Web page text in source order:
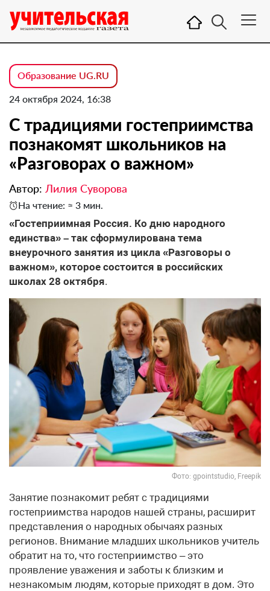
Образование UG.RU
24 октября 2024, 16:38
С традициями гостеприимства
познакомят школьников на
«Разговорах о важном»
Автор: Лилия Суворова
На чтение: ≈ 3 мин.
«Гостеприимная Россия. Ко дню народного
единства» – так сформулирована тема
внеурочного занятия из цикла «Разговоры о
важном», которое состоится в российских
школах 28 октября.
Фото: gpointstudio, Freepik
Занятие познакомит ребят с традициями
гостеприимства народов нашей страны, расширит
представления о народных обычаях разных
регионов. Внимание младших школьников учитель
обратит на то, что гостеприимство – это
проявление уважения и заботы к близким и
незнакомым людям, которые приходят в дом. Это